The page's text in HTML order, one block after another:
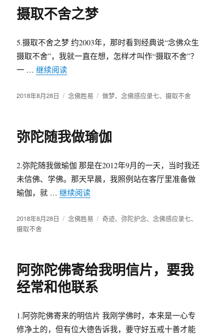
摄取不舍之梦
5.摄取不舍之梦 约2003年，那时看到经典说“念佛众生
摄取不舍”，我就一直在想，怎样才叫作“摄取不舍”？
一 …继续阅读
发
2018年8月28日
分
念佛胜易
标
做梦、念佛感应录七、摄取不舍
弥陀随我做瑜伽
2.弥陀随我做瑜伽 那是在2012年9月的一天，当时我还
未信佛、学佛。那天早晨，我照例站在客厅里准备做
瑜伽，就 …继续阅读
发
布
2018年8月28日
分
念佛胜易
标
奇迹、弥陀护念、念佛感应录七、
摄取不舍
阿弥陀佛寄给我明信片，要我
经常和他联系
1.阿弥陀佛寄来的明信片 我刚学佛时，本来是一心专
修净土的，但有位大德告诉我，要守好五戒十善才能